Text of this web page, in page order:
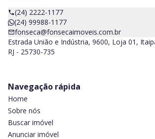
(24) 2222-1177
(24) 99988-1177
fonseca@fonsecaimoveis.com.br
Estrada União e Indústria, 9600, Loja 01,
RJ - 25730-735
Navegação rápida
Home
Sobre nós
Buscar imóvel
Anunciar imóvel